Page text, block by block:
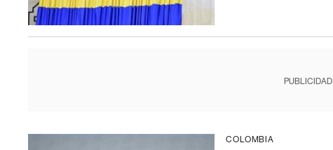
PUBLICIDAD
COLOMBIA